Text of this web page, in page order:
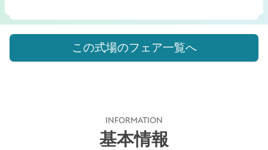
この式場のフェア一覧へ
INFORMATION
基本情報